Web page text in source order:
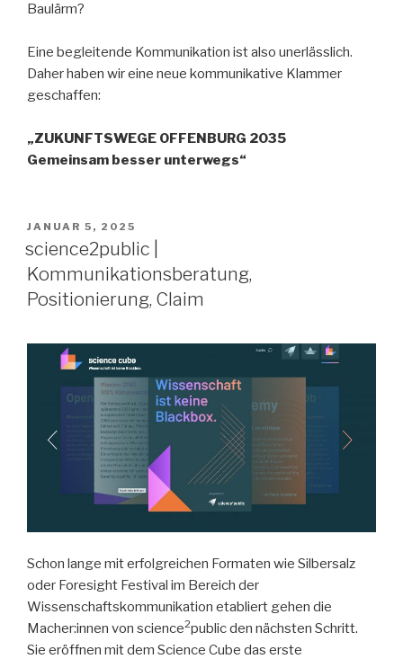
Baulärm?
Eine begleitende Kommunikation ist also unerlässlich.
Daher haben wir eine neue kommunikative Klammer
geschaffen:
„ZUKUNFTSWEGE OFFENBURG 2035
Gemeinsam besser unterwegs“
VERÖFFENTLICHT
AM
JANUAR 5, 2025
science2public |
Kommunikationsberatung,
Positionierung, Claim
Schon lange mit erfolgreichen Formaten wie Silbersalz
oder Foresight Festival im Bereich der
Wissenschaftskommunikation etabliert gehen die
Macher:innen von science2public den nächsten Schritt.
Sie eröffnen mit dem Science Cube das erste